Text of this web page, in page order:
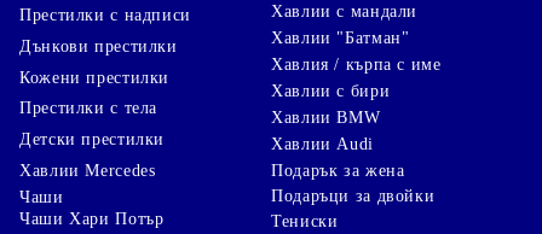
Престилки с надписи
Дънкови престилки
Кожени престилки
Престилки с тела
Детски престилки
Хавлии с мандали
Хавлии "Батман"
Хавлия / кърпа с име
Хавлии с бири
Хавлии BMW
Хавлии Audi
Хавлии Mercedes
Чаши
Чаши Хари Потър
Подарък за жена
Подаръци за двойки
Тениски